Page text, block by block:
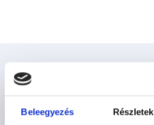
Beleegyezés Részletek
Kapcsolódó termékek